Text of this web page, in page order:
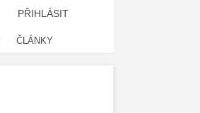
PŘIHLÁSIT
ČLÁNKY